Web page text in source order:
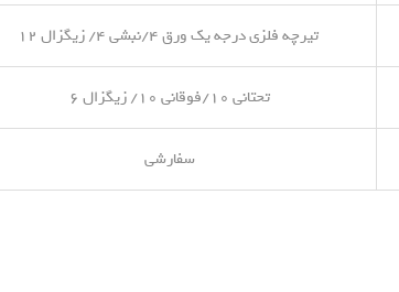
تیرچه فلزی درجه یک ورق ۴/نبشی ۴/ زیگزال ۱۲
تحتانی ۱۰/فوقانی ۱۰/ زیگزال ۶
سفارشی